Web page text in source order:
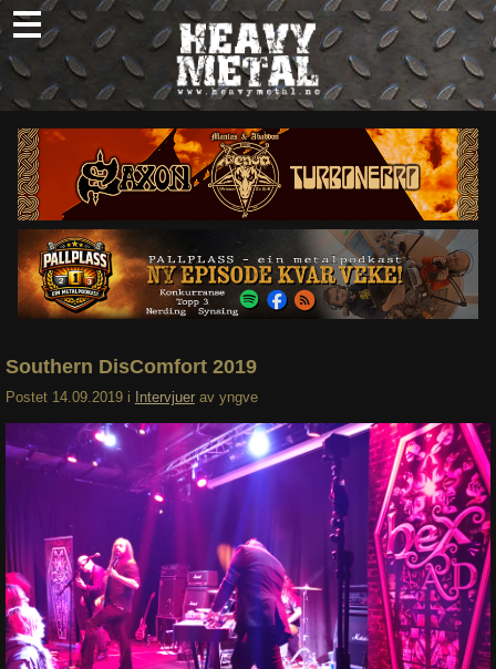
Skip
to
content
Nyheter
Omtaler
Intervjuer
Om oss
Abonner
Søk
Southern DisComfort 2019
Postet 14.09.2019 i Intervjuer av yngve